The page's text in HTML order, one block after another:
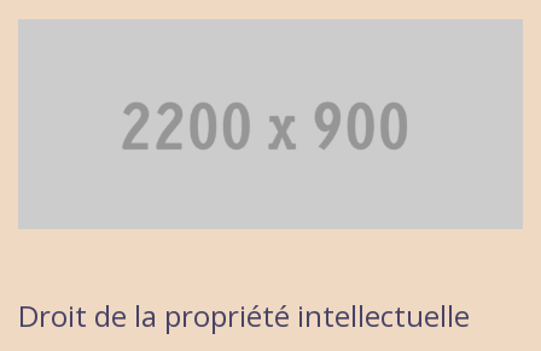
Droit de la propriété intellectuelle